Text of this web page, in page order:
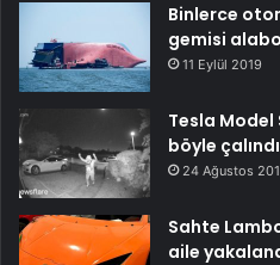
Binlerce
gemisi
11 Eylül 2019
Tesla Model
böyle çalındı
24 Ağustos
Sahte
aile